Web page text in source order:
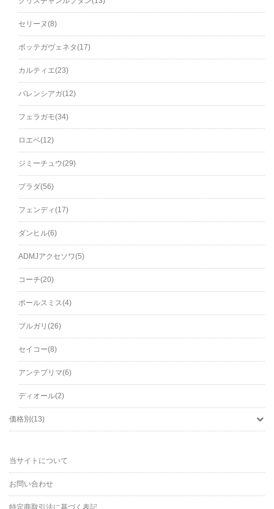
セリーヌ(8)
ボッテガヴェネタ(17)
カルティエ(23)
バレンシアガ(12)
フェラガモ(34)
ロエベ(12)
ジミーチュウ(29)
プラダ(56)
フェンディ(17)
ダンヒル(6)
ADMJアクセソワ(5)
コーチ(20)
ポールスミス(4)
ブルガリ(26)
セイコー(8)
アンテプリマ(6)
ディオール(2)
価格別(13)
当サイトについて
お問い合わせ
特定商取引法に基づく表記